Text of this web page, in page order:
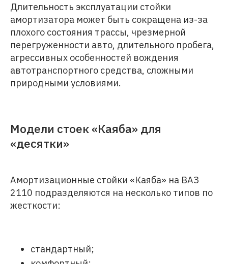
Длительность эксплуатации стойки
амортизатора может быть сокращена из-за
плохого состояния трассы, чрезмерной
перегруженности авто, длительного пробега,
агрессивных особенностей вождения
автотранспортного средства, сложными
природными условиями.
Модели стоек «Каяба» для
«десятки»
Амортизационные стойки «Каяба» на ВАЗ
2110 подразделяются на несколько типов по
жесткости:
стандартный;